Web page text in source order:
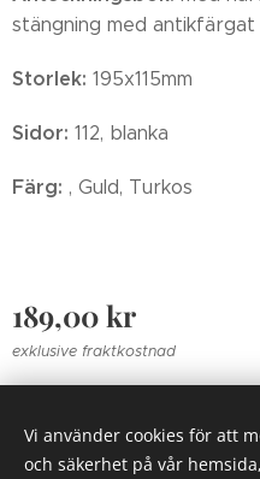
stängning med
Storlek: 195x115mm
Sidor: 112, blanka
Färg: , Guld, Turkos
189,00kr
exklusive fraktkostnad
Zolrosen
Vi använder cookies för att
och säkerhet på vår